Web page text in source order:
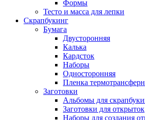
Формы
Тесто и масса для лепки
Скрапбукинг
Бумага
Двусторонняя
Калька
Кардсток
Наборы
Односторонняя
Пленка
Заготовки
Альбомы для
Заготовки для открыток
Наборы для создания